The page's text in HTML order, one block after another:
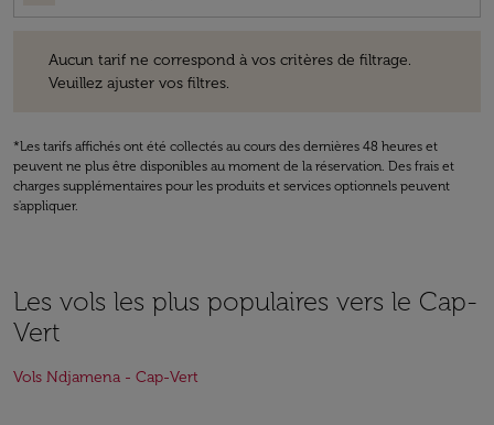
Aucun tarif ne correspond à vos critères de filtrage.
Veuillez ajuster vos filtres.
*Les tarifs affichés ont été collectés au cours des dernières 48 heures et
peuvent ne plus être disponibles au moment de la réservation. Des frais et
charges supplémentaires pour les produits et services optionnels peuvent
s'appliquer.
Les vols les plus populaires vers le Cap-
Vert
Vols Ndjamena - Cap-Vert